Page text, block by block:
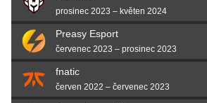
prosinec 2023 – květen 2024
Preasy Esport
červenec 2023 – prosinec 2023
fnatic
červen 2022 – červenec 2023